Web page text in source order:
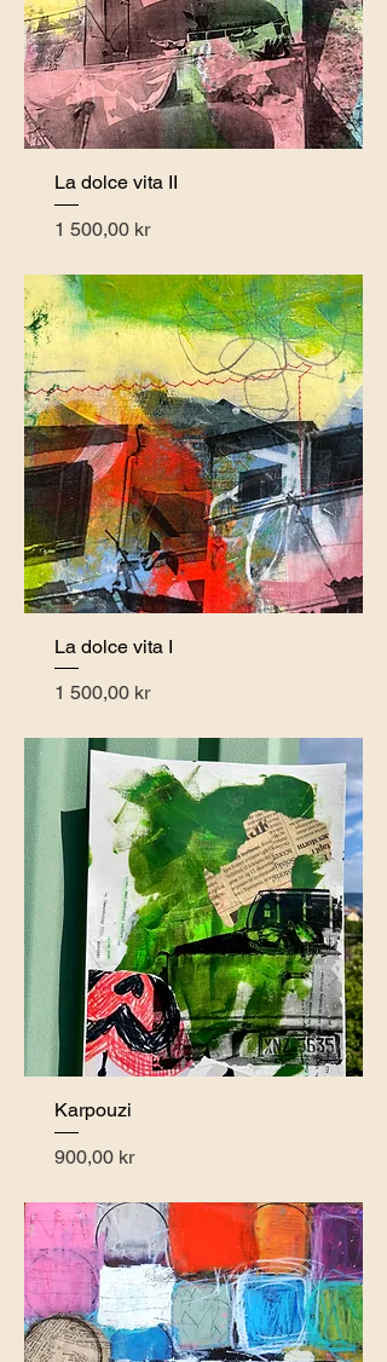
La dolce vita II
Pris
1 500,00 kr
La dolce vita I
Pris
1 500,00 kr
Karpouzi
Pris
900,00 kr